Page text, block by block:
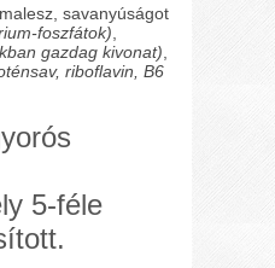
savanyúságot
foszfátok),
gazdag kivonat),
riboflavin, B6
5-féle